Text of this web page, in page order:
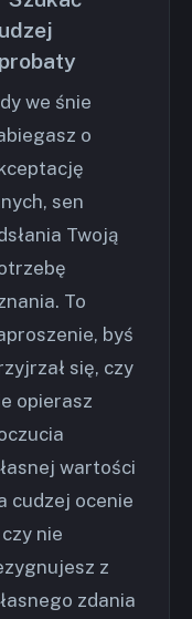
we śnie
o
sen
Twoją
To
byś
się, czy
opierasz
wartości
cudzej ocenie
czy nie
z
zdania